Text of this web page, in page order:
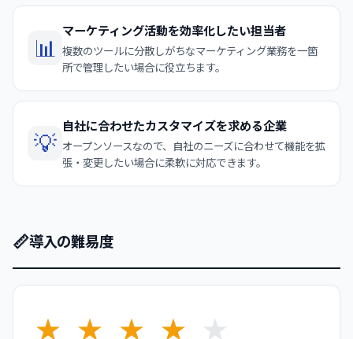
📊
マーケティング活動を効率化したい担当者
複数のツールに分散しがちなマーケティング業務を一箇
所で管理したい場合に役立ちます。
💡
自社に合わせたカスタマイズを求める企業
オープンソースなので、自社のニーズに合わせて機能を拡
張・変更したい場合に柔軟に対応できます。
📏導入の難易度
★ ★ ★ ★ ★